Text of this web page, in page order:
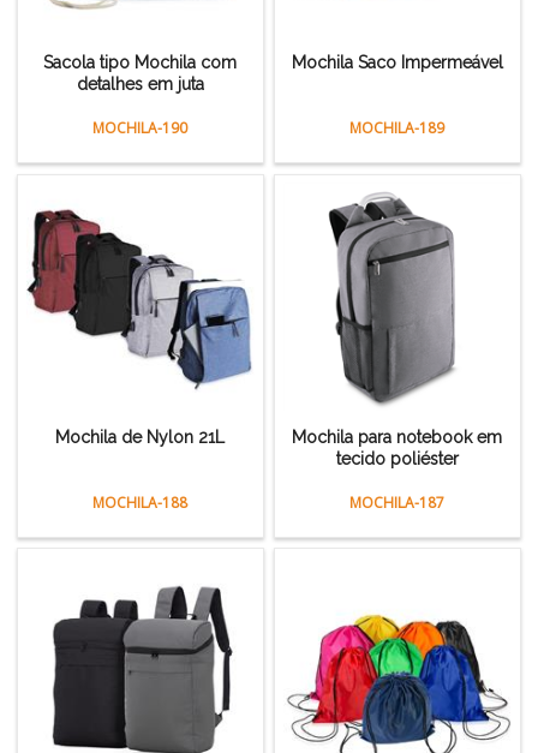
Sacola tipo Mochila com
detalhes em juta
MOCHILA-190
Mochila Saco Impermeável
MOCHILA-189
Mochila de Nylon 21L
MOCHILA-188
Mochila para notebook em
tecido poliéster
MOCHILA-187